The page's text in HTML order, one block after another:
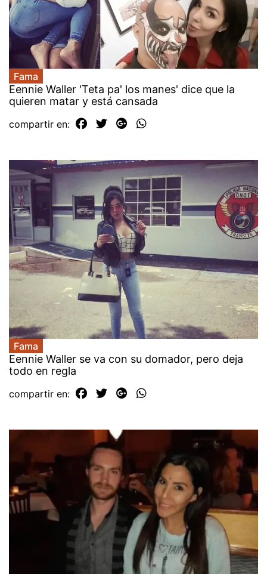
Fama
Eennie Waller 'Teta pa' los manes' dice que la
quieren matar y está cansada
compartir en:
Fama
Eennie Waller se va con su domador, pero deja
todo en regla
compartir en: